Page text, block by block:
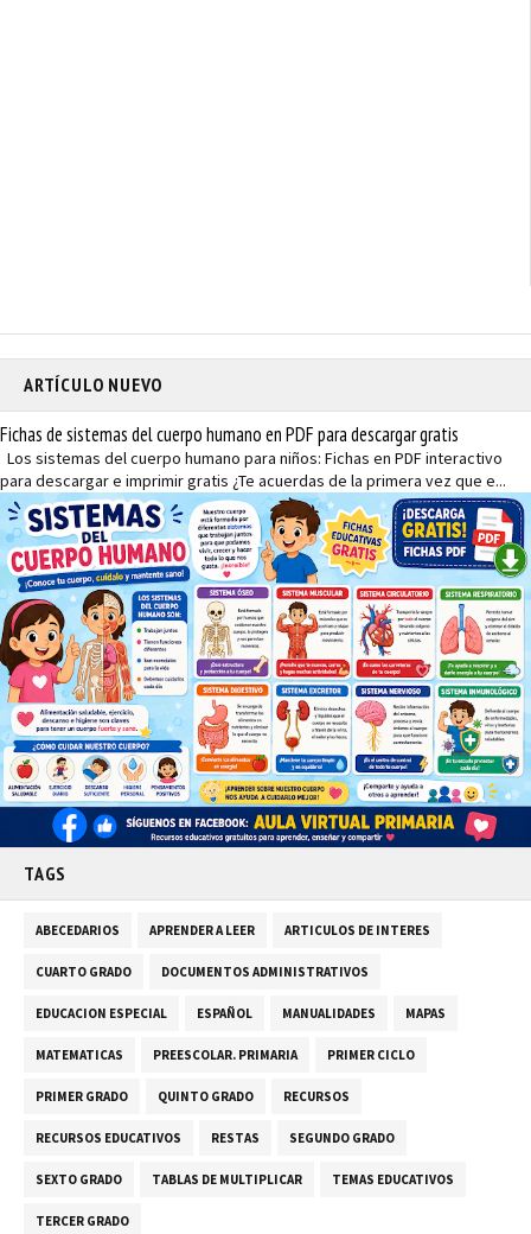
ARTÍCULO NUEVO
Fichas de sistemas del cuerpo humano en PDF para descargar gratis
Los sistemas del cuerpo humano para niños: Fichas en PDF interactivo
para descargar e imprimir gratis ¿Te acuerdas de la primera vez que e...
TAGS
ABECEDARIOS APRENDER A LEER ARTICULOS DE INTERES
CUARTO GRADO DOCUMENTOS ADMINISTRATIVOS
EDUCACION ESPECIAL ESPAÑOL MANUALIDADES MAPAS
MATEMATICAS PREESCOLAR. PRIMARIA PRIMER CICLO
PRIMER GRADO QUINTO GRADO RECURSOS
RECURSOS EDUCATIVOS RESTAS SEGUNDO GRADO
SEXTO GRADO TABLAS DE MULTIPLICAR TEMAS EDUCATIVOS
TERCER GRADO